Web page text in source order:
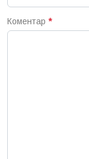
Коментар *